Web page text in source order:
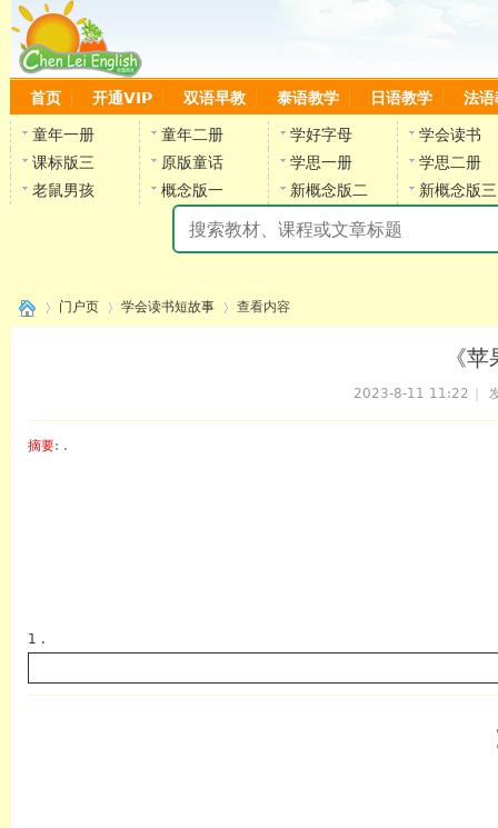
首页 开通VIP 双语早教 泰语教学 日语教学 法语
童年一册 童年二册 学好字母
学会读书
课标版三
原版童话 学思一册
学思二册
老鼠男孩
概念版一 新概念版二 新概念版三
门户页 学会读书短故事 查看内容
《
2023-8-11 11:22
摘要: .
1 .